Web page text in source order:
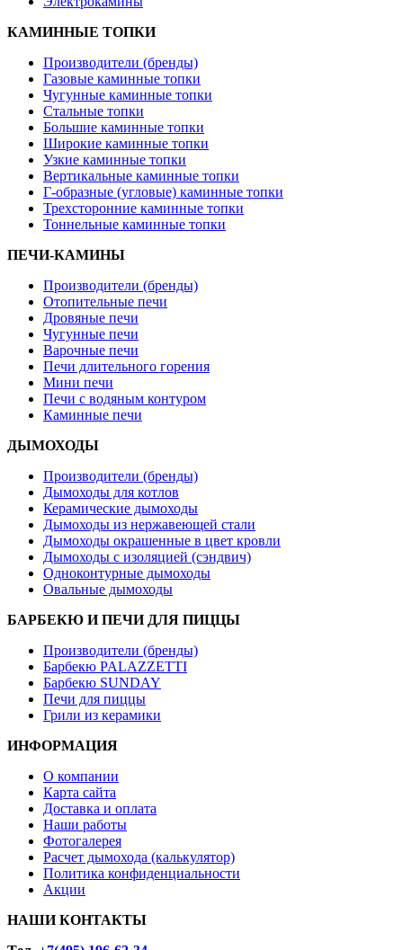
КАМИННЫЕ ТОПКИ
Производители (бренды)
Газовые каминные топки
Чугунные каминные топки
Стальные топки
Большие каминные топки
Широкие каминные топки
Узкие каминные топки
Вертикальные каминные топки
Г-образные (угловые) каминные топки
Трехсторонние каминные топки
Тоннельные каминные топки
ПЕЧИ-КАМИНЫ
Производители (бренды)
Отопительные печи
Дровяные печи
Чугунные печи
Варочные печи
Печи длительного горения
Мини печи
Печи с водяным контуром
Каминные печи
ДЫМОХОДЫ
Производители (бренды)
Дымоходы для котлов
Керамические дымоходы
Дымоходы из нержавеющей стали
Дымоходы окрашенные в цвет кровли
Дымоходы с изоляцией (сэндвич)
Одноконтурные дымоходы
Овальные дымоходы
БАРБЕКЮ И ПЕЧИ ДЛЯ ПИЦЦЫ
Производители (бренды)
Барбекю PALAZZETTI
Барбекю SUNDAY
Печи для пиццы
Грили из керамики
ИНФОРМАЦИЯ
О компании
Карта сайта
Доставка и оплата
Наши работы
Фотогалерея
Расчет дымохода (калькулятор)
Политика конфиденциальности
Акции
НАШИ КОНТАКТЫ